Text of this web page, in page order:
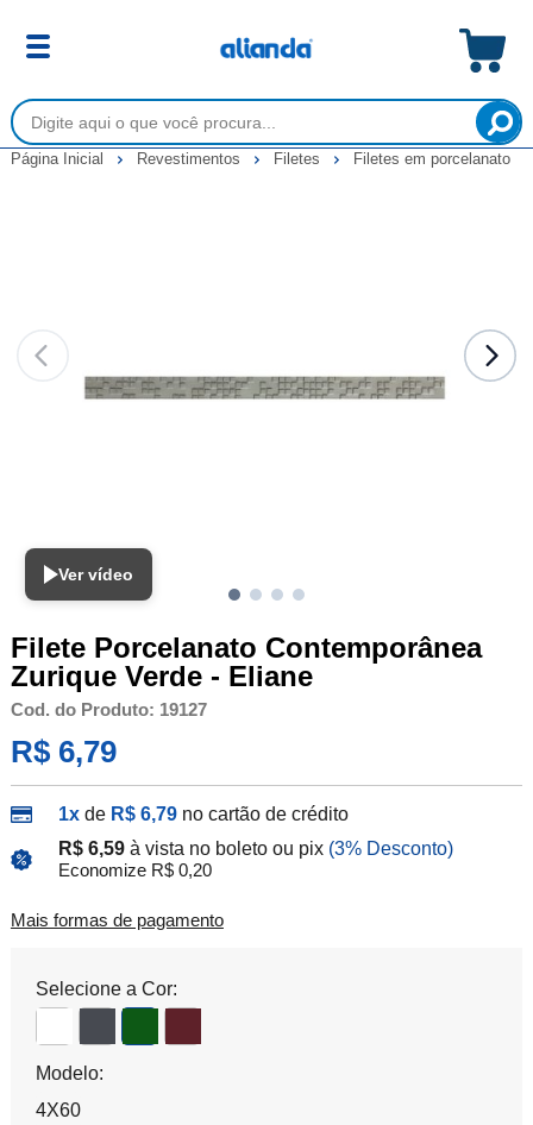
Página Inicial Revestimentos Filetes Filetes em porcelanato
Ver vídeo
Filete Porcelanato Contemporânea
Zurique Verde - Eliane
Cod. do Produto: 19127
R$ 6,79
1xde R$ 6,79 no cartão de crédito
R$ 6,59 à vista no boleto ou pix (3% Desconto)
Economize R$ 0,20
Mais formas de pagamento
Selecione a Cor:
Modelo:
4X60